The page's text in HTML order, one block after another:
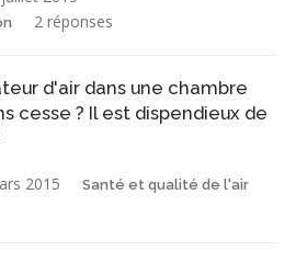
2 réponses
d'air dans une chambre
cesse ? Il est dispendieux de
2015 Santé et qualité de l'air